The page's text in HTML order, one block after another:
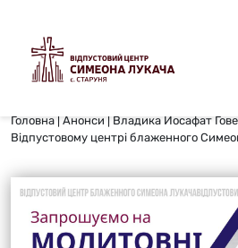
Головна | Анонси | Владика Йосафат
Відпустовому центрі блаженного